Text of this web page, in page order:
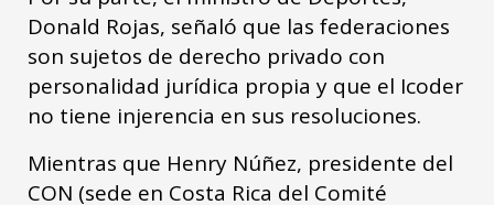
Donald Rojas, señaló que las federaciones
son sujetos de derecho privado con
personalidad jurídica propia y que el Icoder
no tiene injerencia en sus resoluciones.
Mientras que Henry Núñez, presidente del
CON (sede en Costa Rica del Comité